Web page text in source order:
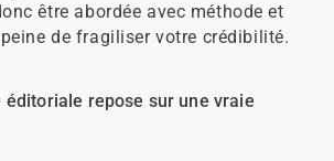
être abordée avec méthode et
de fragiliser votre crédibilité.
éditoriale repose sur une vraie